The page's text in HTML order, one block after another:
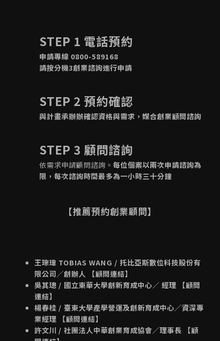
STEP 1 電話預約
申請專線 0800-589168
請按分機3創業諮詢進行申請
STEP 2 預約確認
與計畫承辦辦確認資格與需求，媒合創業顧問諮詢
STEP 3 顧問諮詢
依需求申請顧問諮詢。 每位個案以兩次申請諮詢為
限，每次諮詢時間最多為一小時三十分鐘
【推薦預約創業顧問】
王琮瑋 TOBIAS WANG / 托比亞斯數位科技股份有
限公司／創辦人 【顧問連結】
吳其璁 / 國立東華大學創新育成中心／ 經理 【顧問
連結】
楊春桂 / 臺東大學產學營運及創新育成中心／資深專
業經理 【顧問連結】
許文川 / 社團法人中華創業育成協會／理事長 【顧